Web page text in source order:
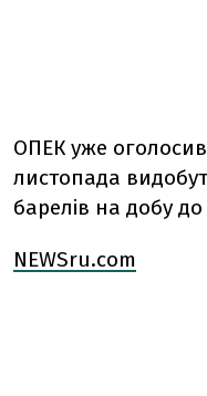
ОПЕК уже
листопада
барелів на добу
NEWSru.com